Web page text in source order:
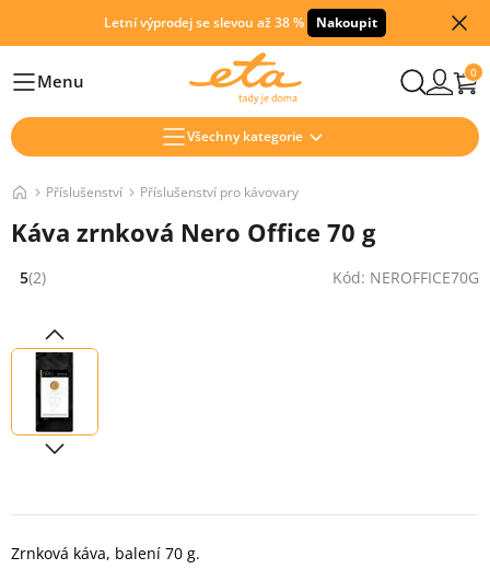
Letní výprodej se slevou až 38 % Nakoupit
HlavníMenu 0
Všechny kategorie
Příslušenství Příslušenství pro kávovary
Káva zrnková Nero Office 70 g
Hodnocení: 5 z 5 (2 recenzí)
5(2) Kód: NEROFFICE70G
Zrnková káva, balení 70 g.